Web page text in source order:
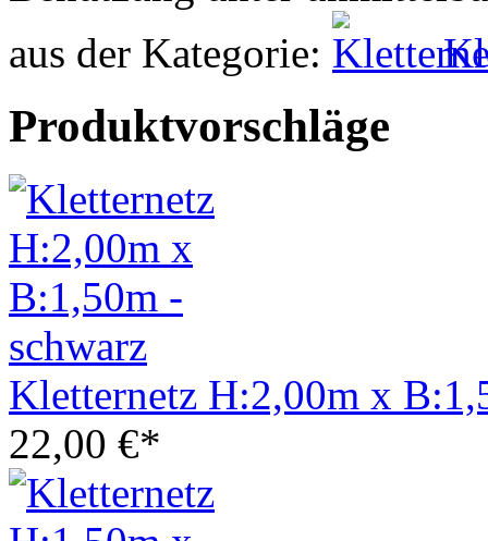
aus der Kategorie:
Produktvorschläge
Kletternetz H:2,00m x
22,00 €*